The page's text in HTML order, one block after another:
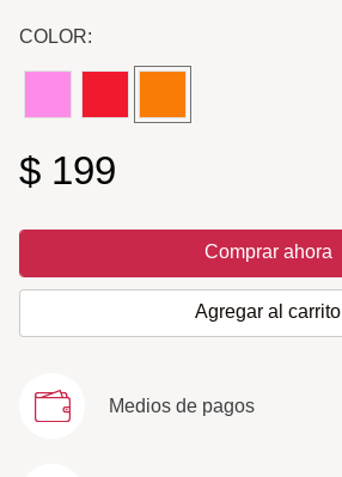
COLOR:
$ 199
Comprar ahora
Agregar al carrito
Medios de pagos